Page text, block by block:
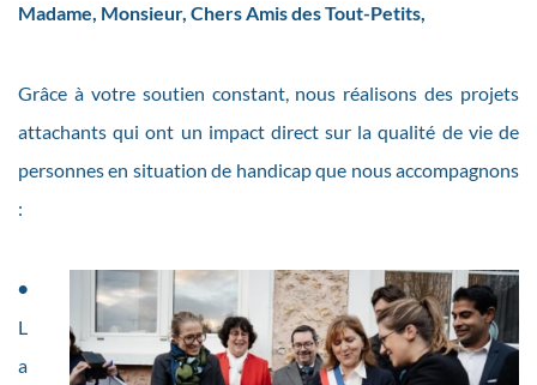
Madame, Monsieur, Chers Amis des Tout-Petits,
Grâce à votre soutien constant, nous réalisons des projets
attachants qui ont un impact direct sur la qualité de vie de
personnes en situation de handicap que nous accompagnons
:
•
L
a